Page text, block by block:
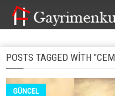
POSTS TAGGED WITH
GÜNCEL